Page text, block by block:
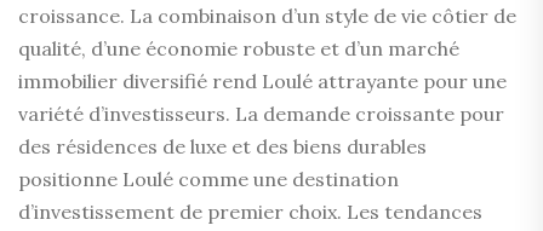
croissance. La combinaison d’un style de vie côtier de
qualité, d’une économie robuste et d’un marché
immobilier diversifié rend Loulé attrayante pour une
variété d’investisseurs. La demande croissante pour
des résidences de luxe et des biens durables
positionne Loulé comme une destination
d’investissement de premier choix. Les tendances